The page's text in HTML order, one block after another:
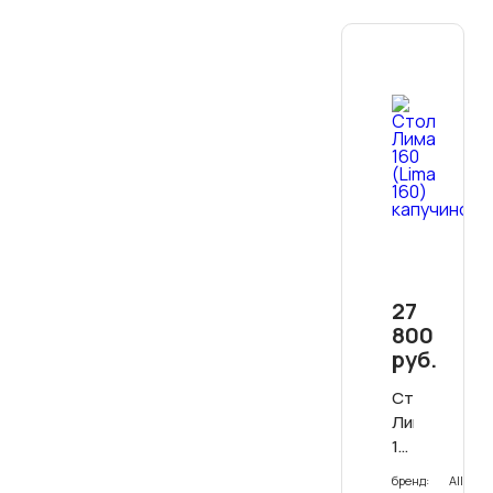
27
800
руб.
Стол
Лима
160
(Lima
бренд:
Allibert